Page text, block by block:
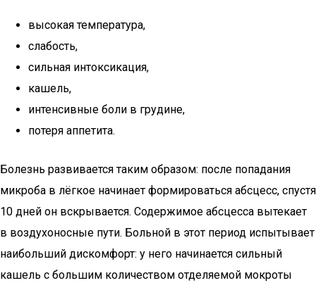
высокая температура,
слабость,
сильная интоксикация,
кашель,
интенсивные боли в грудине,
потеря аппетита.
Болезнь развивается таким образом: после попадания
микроба в лёгкое начинает формироваться абсцесс, спустя
10 дней он вскрывается. Содержимое абсцесса вытекает
в воздухоносные пути. Больной в этот период испытывает
наибольший дискомфорт: у него начинается сильный
кашель с большим количеством отделяемой мокроты